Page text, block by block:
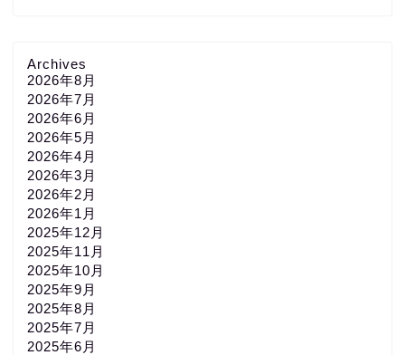
Archives
2026年8月
2026年7月
2026年6月
2026年5月
2026年4月
2026年3月
2026年2月
2026年1月
2025年12月
2025年11月
2025年10月
2025年9月
2025年8月
2025年7月
2025年6月